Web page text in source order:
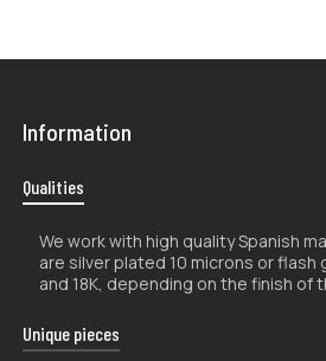
Information
Qualities
We work with high quality Spanish
are silver plated 10 microns or flash
and 18K, depending on the finish of
Unique pieces